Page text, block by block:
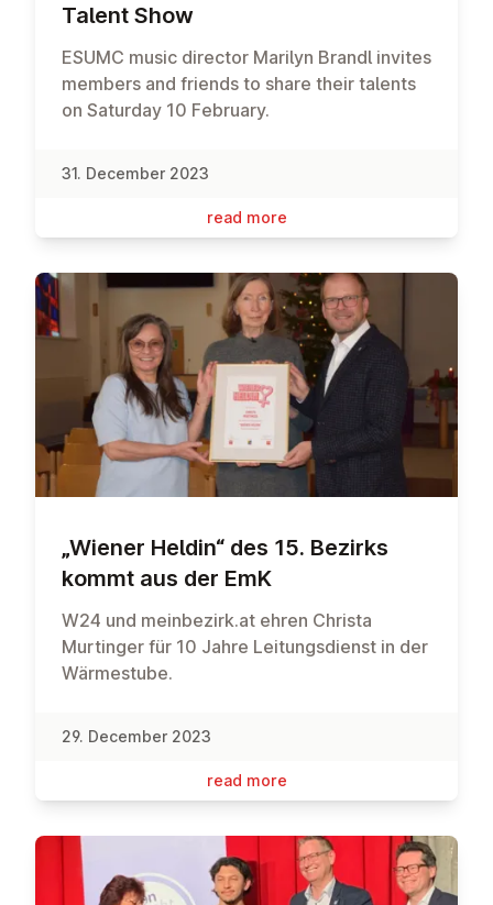
Talent Show
ESUMC music director Marilyn Brandl invites
members and friends to share their talents
on Saturday 10 February.
31. December 2023
read more
„Wiener Heldin“ des 15. Bezirks
kommt aus der EmK
W24 und meinbezirk.at ehren Christa
Murtinger für 10 Jahre Leitungsdienst in der
Wärmestube.
29. December 2023
read more